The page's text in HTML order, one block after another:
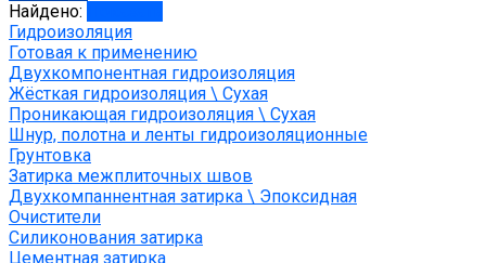
Найдено:
Гидроизоляция
Готовая к применению
Двухкомпонентная гидроизоляция
Жёсткая гидроизоляция \ Сухая
Проникающая гидроизоляция \ Сухая
Шнур, полотна и ленты гидроизоляционные
Грунтовка
Затирка межплиточных швов
Двухкомпаннентная затирка \ Эпоксидная
Очистители
Силиконования затирка
Цементная затирка